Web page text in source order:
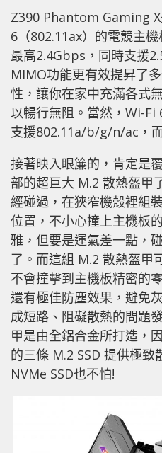
Z390 Phantom Gaming
6（802.11ax）的電競主
最高2.4Gbps，同時支援
MIMO功能更有效提昇了
性，讓你在家中充滿各式
以暢行無阻。當然，Wi-Fi
支援802.11a/​b/​g/​n/​ac，
接著映入眼簾的，肯定是
部的超巨大 M.2 散熱盔甲
經碰過，在狹窄機殼裡組
位置，不小心撞上主機板
雅，但要是運氣差一點，
了。而這組 M.2 散熱盔甲
不會撞擊到主機板精密的
還有極佳防塵效果，避免
成短路、阻礙散熱的問題
甲是由全鋁合金所打造，
的三條 M.2 SSD 提供極
NVMe SSD也不怕!